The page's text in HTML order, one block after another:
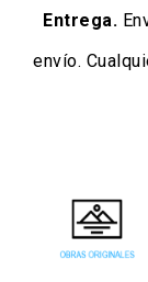
Entrega.
envío.